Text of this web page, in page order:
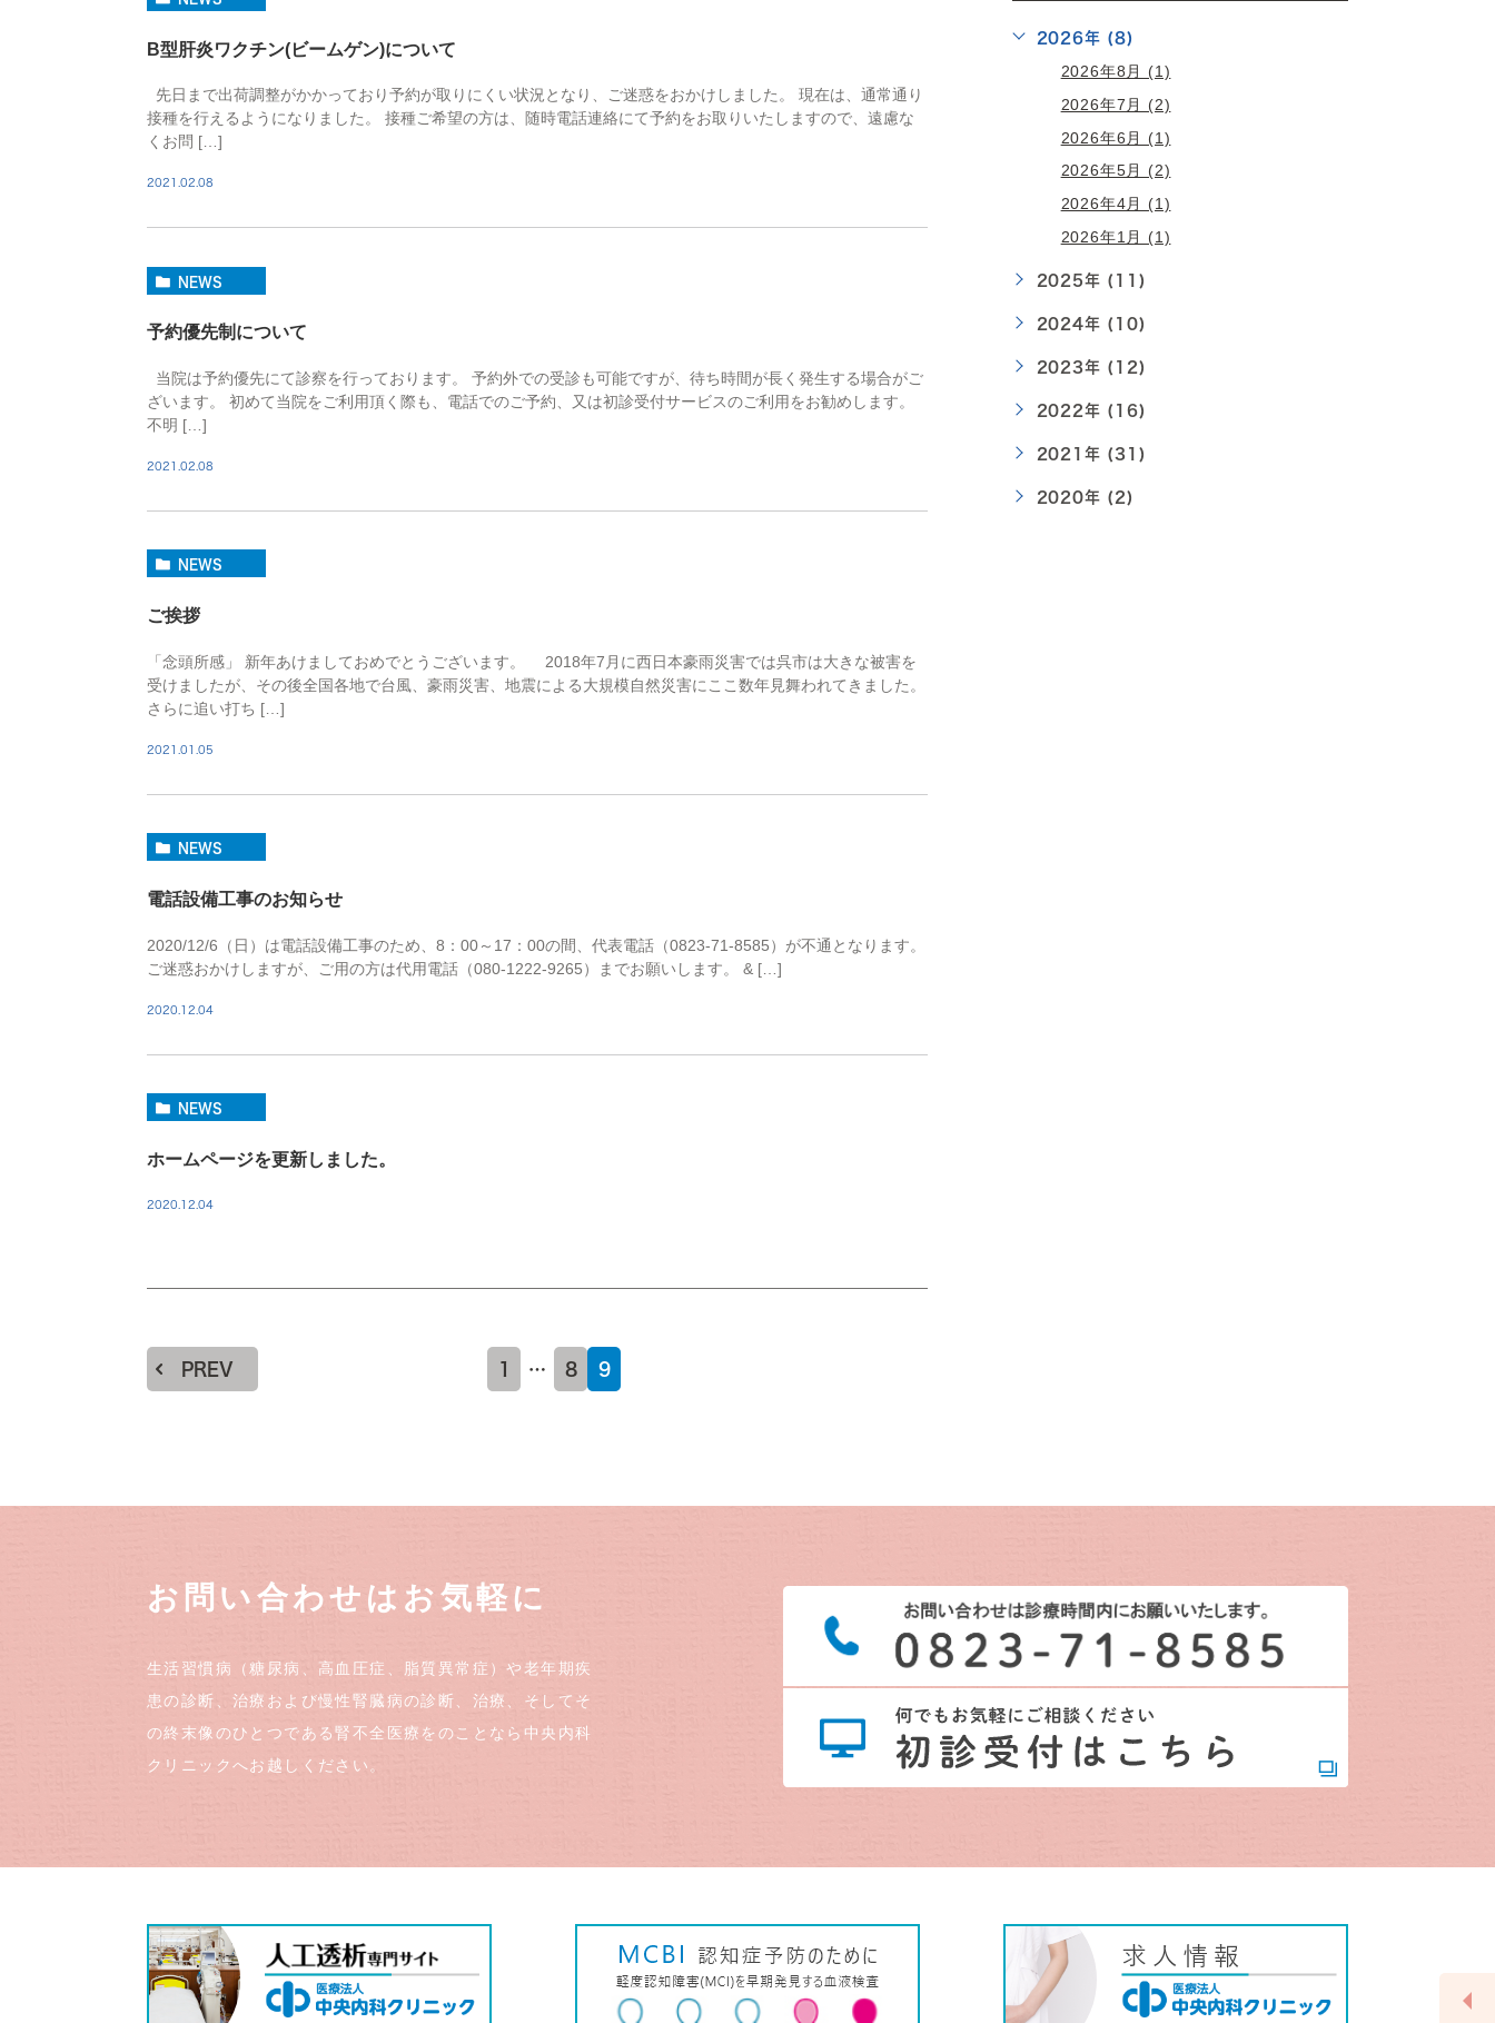
B型肝炎ワクチン(ビームゲン)について
先日まで出荷調整がかかっており予約が取りにくい状況となり、ご迷惑をおかけしました。 現在は、通常通り
接種を行えるようになりました。 接種ご希望の方は、随時電話連絡にて予約をお取りいたしますので、遠慮な
くお問 […]
2021.02.08
NEWS
予約優先制について
当院は予約優先にて診察を行っております。 予約外での受診も可能ですが、待ち時間が長く発生する場合がご
ざいます。 初めて当院をご利用頂く際も、電話でのご予約、又は初診受付サービスのご利用をお勧めします。
不明 […]
2021.02.08
NEWS
ご挨拶
「念頭所感」 新年あけましておめでとうございます。 2018年7月に西日本豪雨災害では呉市は大きな被害を
受けましたが、その後全国各地で台風、豪雨災害、地震による大規模自然災害にここ数年見舞われてきました。
さらに追い打ち […]
2021.01.05
NEWS
電話設備工事のお知らせ
2020/12/6（日）は電話設備工事のため、8：00～17：00の間、代表電話（0823-71-8585）が不通となります。
ご迷惑おかけしますが、ご用の方は代用電話（080-1222-9265）までお願いします。 & […]
2020.12.04
NEWS
ホームページを更新しました。
2020.12.04
PREV 1 … 8 9
2026年 (8)
2026年8月 (1)
2026年7月 (2)
2026年6月 (1)
2026年5月 (2)
2026年4月 (1)
2026年1月 (1)
2025年 (11)
2024年 (10)
2023年 (12)
2022年 (16)
2021年 (31)
2020年 (2)
お問い合わせはお気軽に
生活習慣病（糖尿病、高血圧症、脂質異常症）や老年期疾
患の診断、治療および慢性腎臓病の診断、治療、そしてそ
の終末像のひとつである腎不全医療をのことなら中央内科
クリニックへお越しください。